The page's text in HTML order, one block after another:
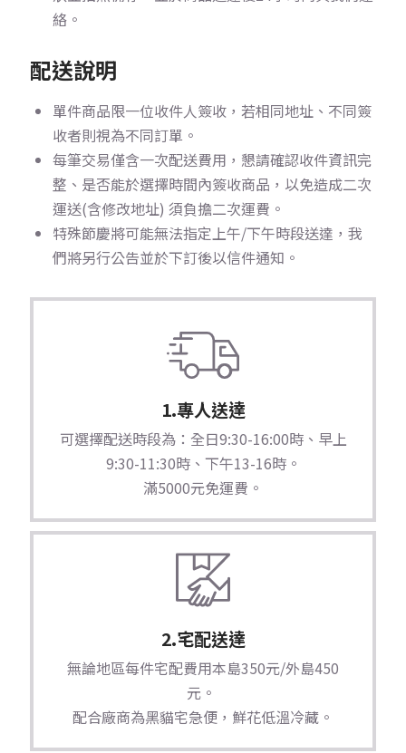
絡。
配送說明
單件商品限一位收件人簽收，若相同地址、不同簽
收者則視為不同訂單。
每筆交易僅含一次配送費用，懇請確認收件資訊完
整、是否能於選擇時間內簽收商品，以免造成二次
運送(含修改地址) 須負擔二次運費。
特殊節慶將可能無法指定上午/下午時段送達，我
們將另行公告並於下訂後以信件通知。
1.專人送達
可選擇配送時段為：全日9:30-16:00時、早上
9:30-11:30時、下午13-16時。
滿5000元免運費。
2.宅配送達
無論地區每件宅配費用本島350元/外島450
元。
配合廠商為黑貓宅急便，鮮花低溫冷藏。